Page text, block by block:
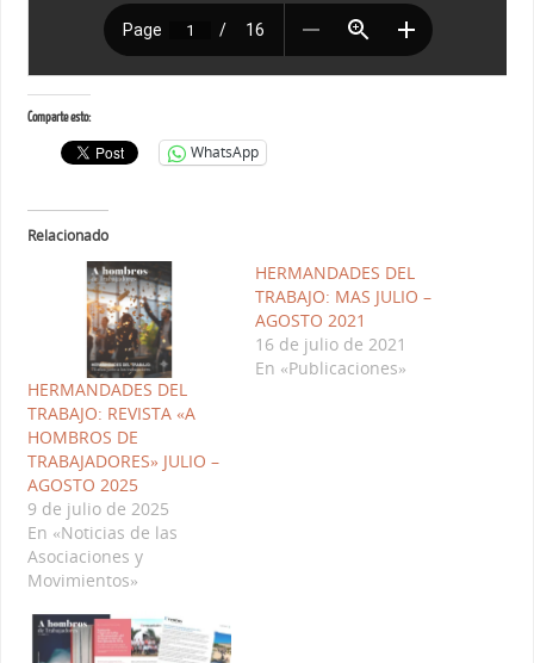
Comparte esto:
WhatsApp
Relacionado
HERMANDADES DEL
TRABAJO: REVISTA «A
HOMBROS DE
TRABAJADORES» JULIO –
AGOSTO 2025
9 de julio de 2025
En «Noticias de las
Asociaciones y
Movimientos»
HERMANDADES DEL
TRABAJO: MAS JULIO –
AGOSTO 2021
16 de julio de 2021
En «Publicaciones»